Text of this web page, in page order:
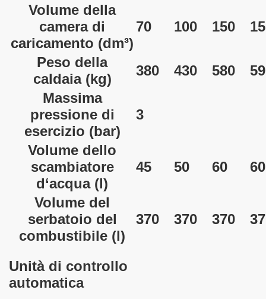
Volume della
camera di
caricamento (dm³)
70 100 150
Peso della
caldaia(kg)
380 430 580
Massima
pressione di
esercizio (bar)
3
Volume dello
scambiatore
d‘acqua(l)
45 50 60 60
Volume del
serbatoio del
combustibile (l)
370 370 370
Unità di controllo
automatica